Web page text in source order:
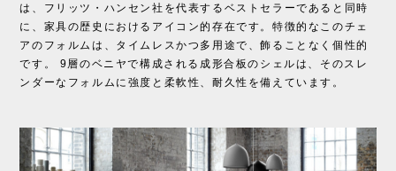
は、フリッツ・ハンセン社を代表するベストセラーであると同時
に、家具の歴史におけるアイコン的存在です。特徴的なこのチェ
アのフォルムは、タイムレスかつ多用途で、飾ることなく個性的
です。 9層のベニヤで構成される成形合板のシェルは、そのスレ
ンダーなフォルムに強度と柔軟性、耐久性を備えています。